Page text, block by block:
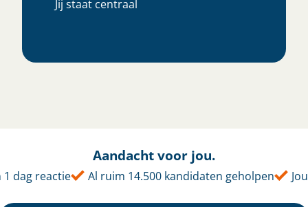
Jij staat centraal
Aandacht voor jou.
reactie Al ruim 14.500 kandidaten geholpen Jouw